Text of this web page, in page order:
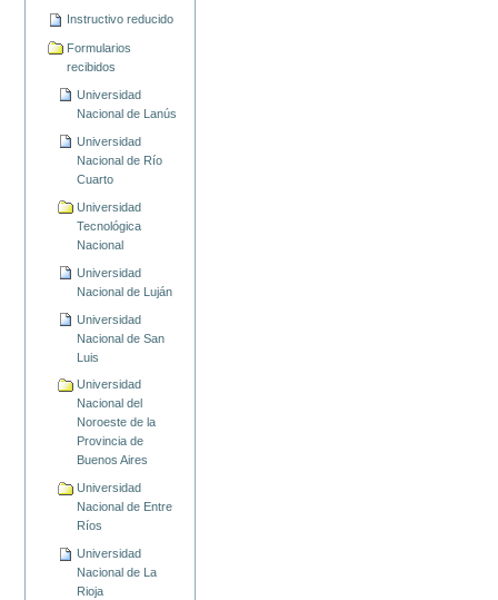
Instructivo reducido
Formularios
recibidos
Universidad
Nacional de Lanús
Universidad
Nacional de Río
Cuarto
Universidad
Tecnológica
Nacional
Universidad
Nacional de Luján
Universidad
Nacional de San
Luis
Universidad
Nacional del
Noroeste de la
Provincia de
Buenos Aires
Universidad
Nacional de Entre
Ríos
Universidad
Nacional de La
Rioja